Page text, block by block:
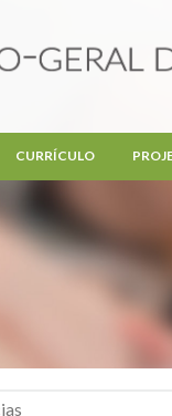
CURRÍCULO